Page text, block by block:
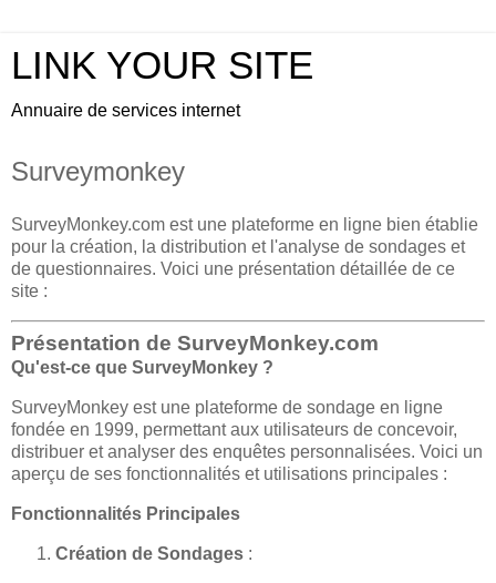
LINK YOUR SITE
Annuaire de services internet
Surveymonkey
SurveyMonkey.com est une plateforme en ligne bien établie
pour la création, la distribution et l'analyse de sondages et
de questionnaires. Voici une présentation détaillée de ce
site :
Présentation de SurveyMonkey.com
Qu'est-ce que SurveyMonkey ?
SurveyMonkey est une plateforme de sondage en ligne
fondée en 1999, permettant aux utilisateurs de concevoir,
distribuer et analyser des enquêtes personnalisées. Voici un
aperçu de ses fonctionnalités et utilisations principales :
Fonctionnalités Principales
Création de Sondages :